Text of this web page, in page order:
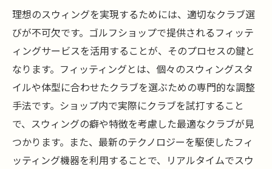
理想のスウィングを実現するためには、適切なクラブ選
びが不可欠です。ゴルフショップで提供されるフィッテ
ィングサービスを活用することが、そのプロセスの鍵と
なります。フィッティングとは、個々のスウィングスタ
イルや体型に合わせたクラブを選ぶための専門的な調整
手法です。ショップ内で実際にクラブを試打すること
で、スウィングの癖や特徴を考慮した最適なクラブが見
つかります。また、最新のテクノロジーを駆使したフィ
ッティング機器を利用することで、リアルタイムでスウ